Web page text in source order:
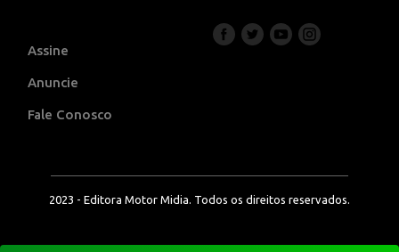
Assine
Anuncie
Fale Conosco
2023 - Editora Motor Midia. Todos os direitos reservados.